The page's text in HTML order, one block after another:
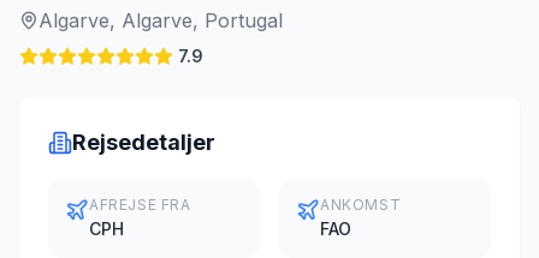
Algarve, Algarve, Portugal
7.9
Rejsedetaljer
AFREJSE FRA
CPH
ANKOMST
FAO